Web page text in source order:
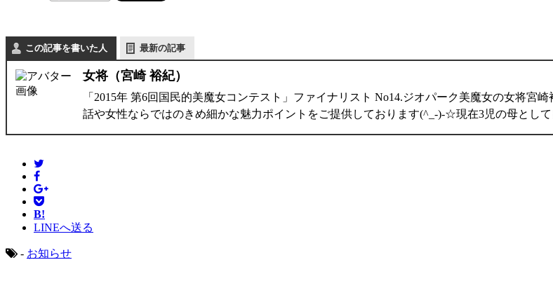
この記事を書いた人 最新の記事
女将（宮崎 裕紀）
「2015年 第6回国民的美魔女コンテスト」ファイナリスト No14.ジオパーク美魔女の女将宮
話や女性ならではのきめ細かな魅力ポイントをご提供しております(^_-)-☆現在3児の母として
B!
LINEへ送る
- お知らせ